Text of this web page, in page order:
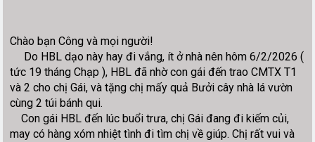
Chào bạn Công và mọi người!
Do HBL dạo này hay đi vắng, ít ở nhà nên hôm 6/2/2026 (
tức 19 tháng Chạp ), HBL đã nhờ con gái đến trao CMTX T1
và 2 cho chị Gái, và tặng chị mấy quả Bưởi cây nhà lá vườn
cùng 2 túi bánh qui.
Con gái HBL đến lúc buổi trưa, chị Gái đang đi kiếm củi,
may có hàng xóm nhiệt tình đi tìm chị về giúp. Chị rất vui và